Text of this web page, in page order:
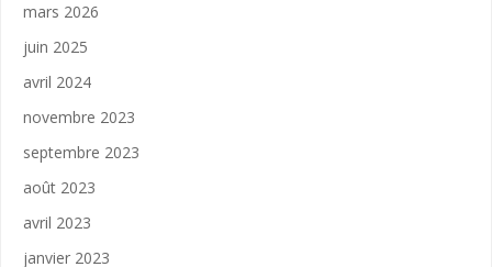
mars 2026
juin 2025
avril 2024
novembre 2023
septembre 2023
août 2023
avril 2023
janvier 2023